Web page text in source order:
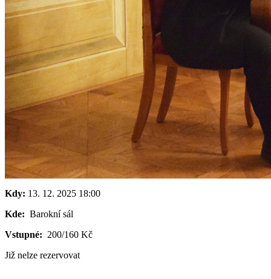
Kdy: 13. 12. 2025 18:00
Kde: Barokní sál
Vstupné: 200/160 Kč
Již nelze rezervovat